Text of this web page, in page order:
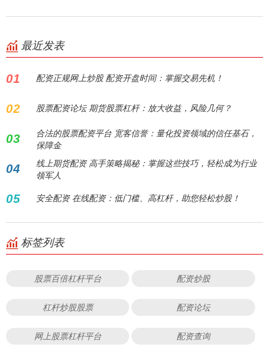
最近发表
01 配资正规网上炒股 配资开盘时间：掌握交易先机！
02 股票配资论坛 期货股票杠杆：放大收益，风险几何？
03
合法的股票配资平台 宽客信誉：量化投资领域的信任基石，
保障金
04
线上期货配资 高手策略揭秘：掌握这些技巧，轻松成为行业
领军人
05 安全配资 在线配资：低门槛、高杠杆，助您轻松炒股！
标签列表
股票百倍杠杆平台 配资炒股
杠杆炒股股票 配资论坛
网上股票杠杆平台 配资查询